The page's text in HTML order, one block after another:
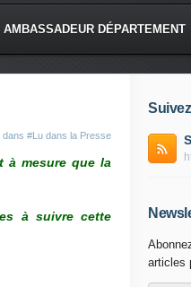
AMBASSADEUR DÉPARTEMENT
dans #Lu dans la Presse
à mesure que la
à suivre cette
articles